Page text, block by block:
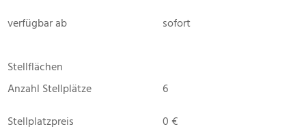
verfügbar ab
sofort
Stellflächen
Anzahl Stellplätze
6
Stellplatzpreis
0 €